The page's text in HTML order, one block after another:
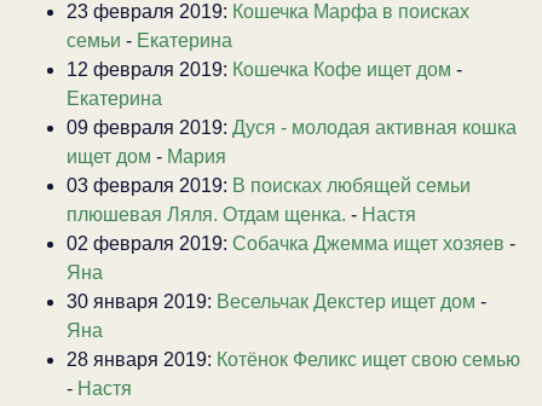
23 февраля 2019: Кошечка Марфа в поисках
семьи - Екатерина
12 февраля 2019: Кошечка Кофе ищет дом -
Екатерина
09 февраля 2019: Дуся - молодая активная кошка
ищет дом - Мария
03 февраля 2019: В поисках любящей семьи
плюшевая Ляля. Отдам щенка. - Настя
02 февраля 2019: Собачка Джемма ищет хозяев -
Яна
30 января 2019: Весельчак Декстер ищет дом -
Яна
28 января 2019: Котёнок Феликс ищет свою семью
- Настя